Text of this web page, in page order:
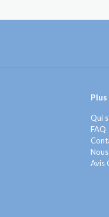
Qui
FAQ
Avis